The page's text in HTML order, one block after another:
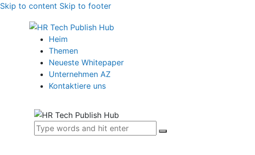
Skip to content Skip to footer
Heim
Themen
Neueste Whitepaper
Unternehmen AZ
Kontaktiere uns